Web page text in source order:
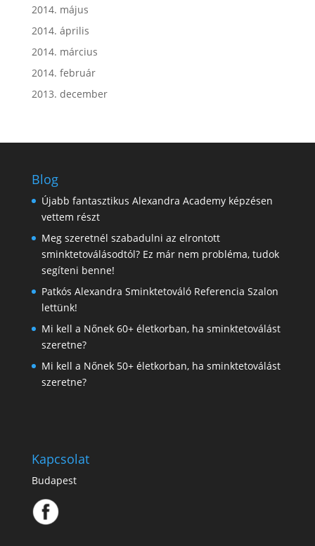
2014. május
2014. április
2014. március
2014. február
2013. december
Blog
Újabb fantasztikus Alexandra Academy képzésen
vettem részt
Meg szeretnél szabadulni az elrontott
sminktetoválásodtól? Ez már nem probléma, tudok
segíteni benne!
Patkós Alexandra Sminktetováló Referencia Szalon
lettünk!
Mi kell a Nőnek 60+ életkorban, ha sminktetoválást
szeretne?
Mi kell a Nőnek 50+ életkorban, ha sminktetoválást
szeretne?
Kapcsolat
Budapest